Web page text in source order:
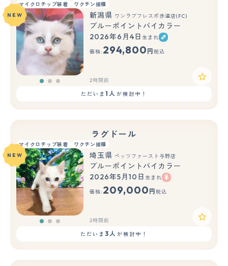
マイクロチップ装着 ワクチン接種
もっと見る
NEW 新潟県 ワンラブフレスポ赤道店(FC)
ブルーポイントバイカラー
2026年6月4日 生まれ
価格: 294,800 円 税込
2時間前
ただいま1人 が検討中！
ラグドール
マイクロチップ装着 ワクチン接種
もっと見る
NEW 埼玉県 ペッツファースト与野店
ブルーポイントバイカラー
2026年5月10日 生まれ
価格: 209,000 円 税込
2時間前
ただいま3人 が検討中！